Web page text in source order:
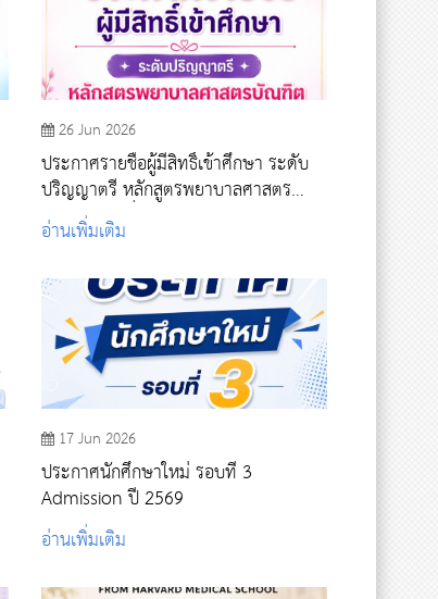
26 Jun 2026
ประกาศรายชื่อผู้มีสิทธิ์เข้าศึกษา ระดับ
ปริญญาตรี หลักสูตรพยาบาลศาสตร
บัญฑิต รอบที่ 4 รับตรงอิสระ ปีการศึกษา
2569
อ่านเพิ่มเติม
17 Jun 2026
ประกาศนักศึกษาใหม่ รอบที่ 3
Admission ปี 2569
อ่านเพิ่มเติม